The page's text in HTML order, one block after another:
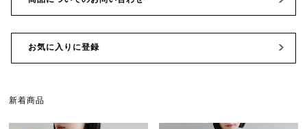
お気に入りに登録
新着商品